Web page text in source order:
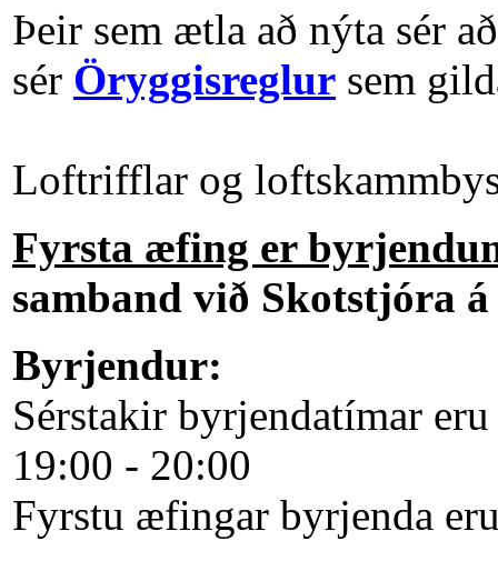
Þeir sem ætla að nýta sér
sér Öryggisreglur sem
Loftrifflar og
Fyrsta æfing er
samband við Skotstjóra
Byrjendur:
Sérstakir byrjendatímar
19:00 - 20:00
Fyrstu æfingar byrjenda